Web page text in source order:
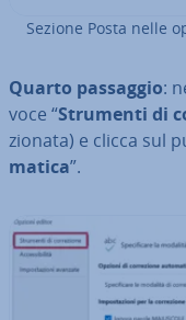
Sezione Posta nelle
Quarto passaggio:
voce “Strumenti di
zio­na­ta) e clicca sul
ma­ti­ca”.